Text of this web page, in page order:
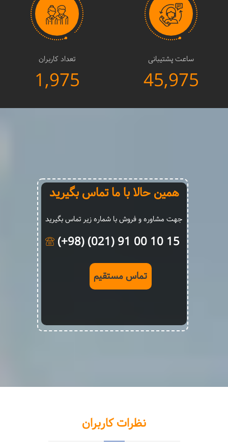
ساعت پشتیبانی
45,975
تعداد کاربران
1,975
همین حالا با ما تماس بگیرید
جهت مشاوره و فروش با شماره زیر تماس بگیرید
15 10 00 91 (021) (98+)
تماس مستقیم
نظرات کاربران